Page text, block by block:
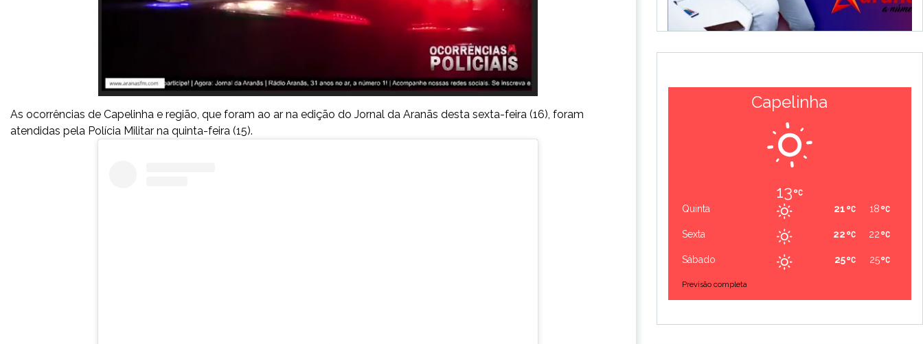
As ocorrências de Capelinha e região, que foram ao ar na edição do Jornal da Aranãs desta sexta-feira (16), foram
atendidas pela Polícia Militar na quinta-feira (15).
Capelinha
13
Quinta 18
21
Sexta 22
22
Sábado 25
25
Previsão completa